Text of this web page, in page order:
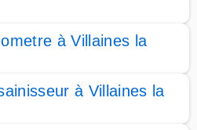
à Villaines la
à Villaines la